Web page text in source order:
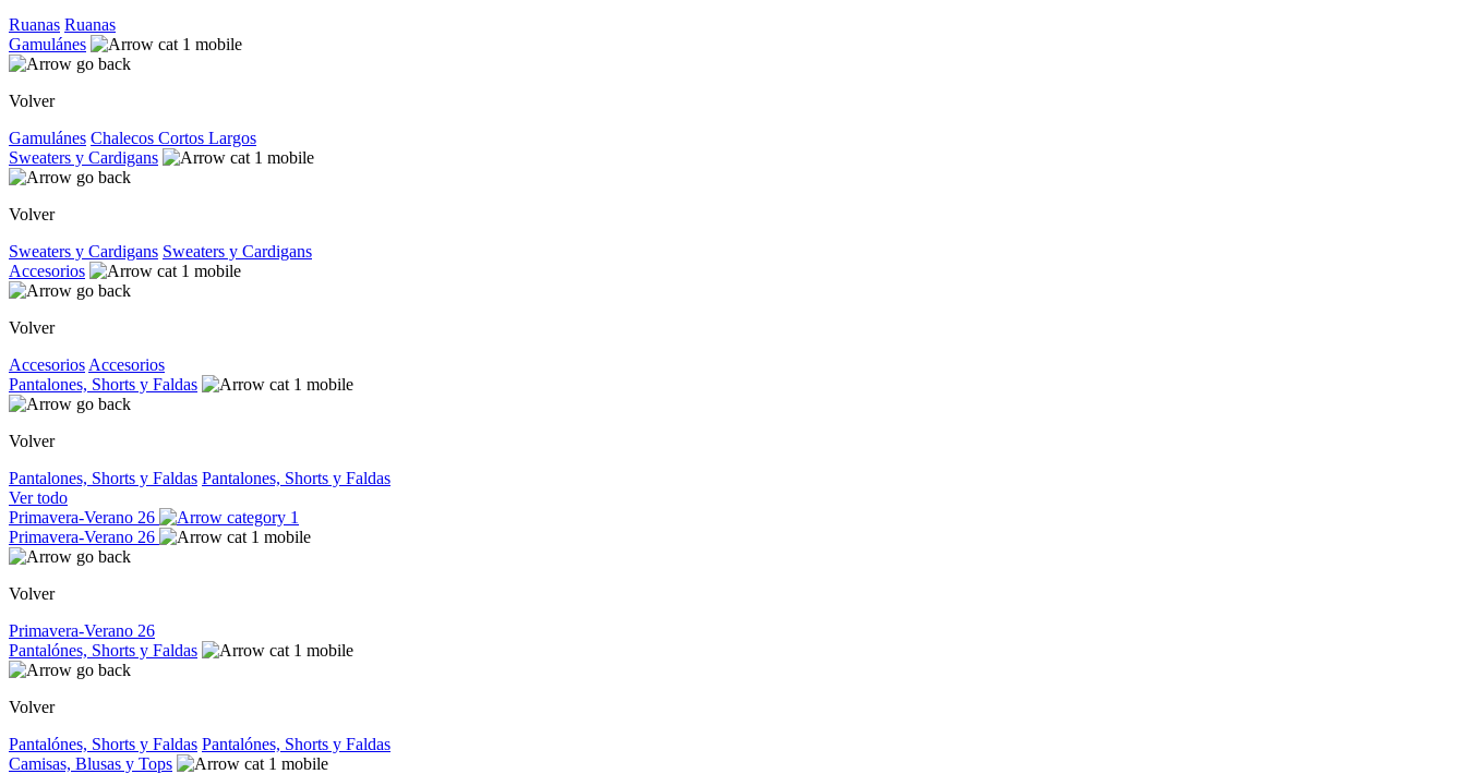
Ruanas Ruanas
Gamulánes
Volver
Gamulánes Chalecos Cortos Largos
Sweaters y Cardigans
Volver
Sweaters y Cardigans Sweaters y Cardigans
Accesorios
Volver
Accesorios Accesorios
Pantalones, Shorts y Faldas
Volver
Pantalones, Shorts y Faldas Pantalones, Shorts y Faldas
Ver todo
Primavera-Verano 26
Primavera-Verano 26
Volver
Primavera-Verano 26
Pantalónes, Shorts y Faldas
Volver
Pantalónes, Shorts y Faldas Pantalónes, Shorts y Faldas
Camisas, Blusas y Tops